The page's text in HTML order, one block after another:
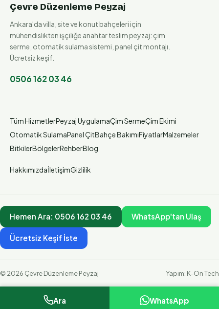
Çevre Düzenleme Peyzaj
Ankara'da villa, site ve konut bahçeleri için
mühendislikten işçiliğe anahtar teslim peyzaj: çim
serme, otomatik sulama sistemi, panel çit montajı.
Ücretsiz keşif.
0506 162 03 46
Tüm HizmetlerPeyzaj UygulamaÇim SermeÇim Ekimi
Otomatik SulamaPanel ÇitBahçe BakımıFiyatlarMalzemeler
BitkilerBölgelerRehberBlog
HakkımızdaİletişimGizlilik
Hemen Ara: 0506 162 03 46 WhatsApp'tan Ulaş
Ücretsiz Keşif İste
© 2026 Çevre Düzenleme Peyzaj Yapım: K-On Tech
Ara WhatsApp